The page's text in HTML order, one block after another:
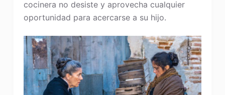
cocinera no desiste y aprovecha cualquier
oportunidad para acercarse a su hijo.